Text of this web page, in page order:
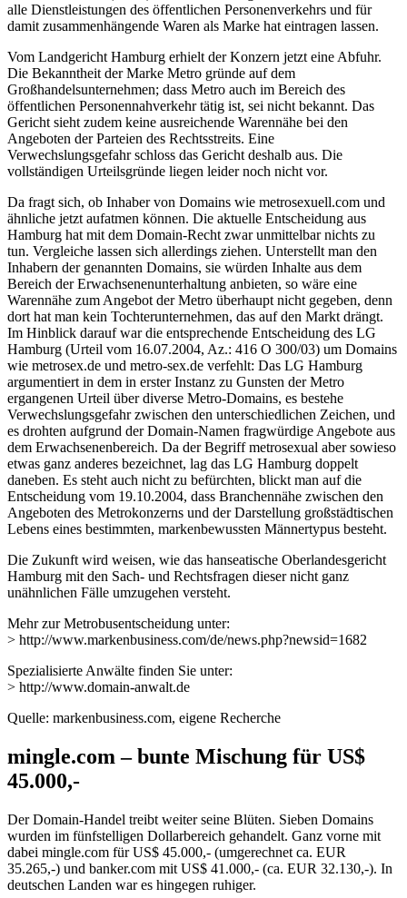
alle Dienstleistungen des öffentlichen Personenverkehrs und für
damit zusammenhängende Waren als Marke hat eintragen lassen.
Vom Landgericht Hamburg erhielt der Konzern jetzt eine Abfuhr.
Die Bekanntheit der Marke Metro gründe auf dem
Großhandelsunternehmen; dass Metro auch im Bereich des
öffentlichen Personennahverkehr tätig ist, sei nicht bekannt. Das
Gericht sieht zudem keine ausreichende Warennähe bei den
Angeboten der Parteien des Rechtsstreits. Eine
Verwechslungsgefahr schloss das Gericht deshalb aus. Die
vollständigen Urteilsgründe liegen leider noch nicht vor.
Da fragt sich, ob Inhaber von Domains wie metrosexuell.com und
ähnliche jetzt aufatmen können. Die aktuelle Entscheidung aus
Hamburg hat mit dem Domain-Recht zwar unmittelbar nichts zu
tun. Vergleiche lassen sich allerdings ziehen. Unterstellt man den
Inhabern der genannten Domains, sie würden Inhalte aus dem
Bereich der Erwachsenenunterhaltung anbieten, so wäre eine
Warennähe zum Angebot der Metro überhaupt nicht gegeben, denn
dort hat man kein Tochterunternehmen, das auf den Markt drängt.
Im Hinblick darauf war die entsprechende Entscheidung des LG
Hamburg (Urteil vom 16.07.2004, Az.: 416 O 300/03) um Domains
wie metrosex.de und metro-sex.de verfehlt: Das LG Hamburg
argumentiert in dem in erster Instanz zu Gunsten der Metro
ergangenen Urteil über diverse Metro-Domains, es bestehe
Verwechslungsgefahr zwischen den unterschiedlichen Zeichen, und
es drohten aufgrund der Domain-Namen fragwürdige Angebote aus
dem Erwachsenenbereich. Da der Begriff metrosexual aber sowieso
etwas ganz anderes bezeichnet, lag das LG Hamburg doppelt
daneben. Es steht auch nicht zu befürchten, blickt man auf die
Entscheidung vom 19.10.2004, dass Branchennähe zwischen den
Angeboten des Metrokonzerns und der Darstellung großstädtischen
Lebens eines bestimmten, markenbewussten Männertypus besteht.
Die Zukunft wird weisen, wie das hanseatische Oberlandesgericht
Hamburg mit den Sach- und Rechtsfragen dieser nicht ganz
unähnlichen Fälle umzugehen versteht.
Mehr zur Metrobusentscheidung unter:
> http://www.markenbusiness.com/de/news.php?newsid=1682
Spezialisierte Anwälte finden Sie unter:
> http://www.domain-anwalt.de
Quelle: markenbusiness.com, eigene Recherche
mingle.com – bunte Mischung für US$
45.000,-
Der Domain-Handel treibt weiter seine Blüten. Sieben Domains
wurden im fünfstelligen Dollarbereich gehandelt. Ganz vorne mit
dabei mingle.com für US$ 45.000,- (umgerechnet ca. EUR
35.265,-) und banker.com mit US$ 41.000,- (ca. EUR 32.130,-). In
deutschen Landen war es hingegen ruhiger.